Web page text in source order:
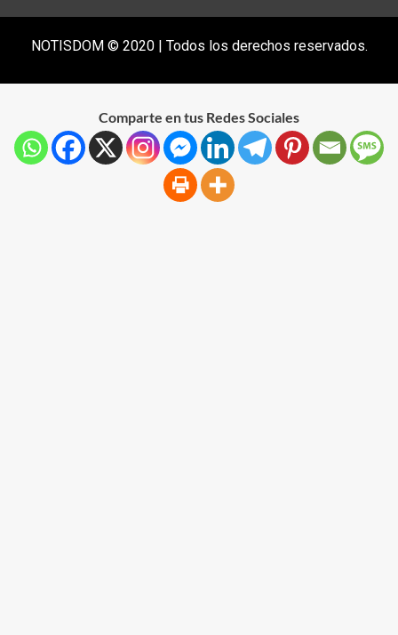
NOTISDOM © 2020 | Todos los derechos reservados.
Comparte en tus Redes Sociales